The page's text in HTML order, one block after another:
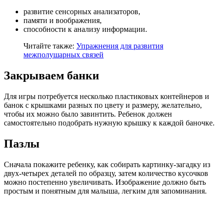
развитие сенсорных анализаторов,
памяти и воображения,
способности к анализу информации.
Читайте также: Упражнения для развития
межполушарных связей
Закрываем банки
Для игры потребуется несколько пластиковых контейнеров и
банок с крышками разных по цвету и размеру, желательно,
чтобы их можно было завинтить. Ребенок должен
самостоятельно подобрать нужную крышку к каждой баночке.
Пазлы
Сначала покажите ребенку, как собирать картинку-загадку из
двух-четырех деталей по образцу, затем количество кусочков
можно постепенно увеличивать. Изображение должно быть
простым и понятным для малыша, легким для запоминания.